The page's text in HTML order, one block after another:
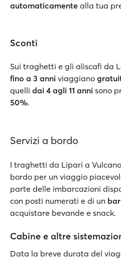
automaticamente alla tua
Sconti
Sui traghetti e gli aliscafi da
fino a 3 anni viaggiano
quelli dai 4 agli 11 anni sono
50%.
Servizi a bordo
I traghetti da Lipari a
bordo per un viaggio
parte delle imbarcazioni
con posti numerati e di un bar
acquistare bevande e snack.
Cabine e altre
Data la breve durata del